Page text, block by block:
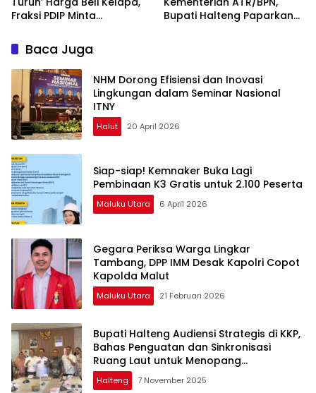
Fraksi PDIP Minta
Sambutan Mentan
Bupati Halteng Paparkan
Baca Juga
NHM Dorong Efisiensi dan Inovasi
Lingkungan dalam Seminar Nasional
ITNY
Halut 20 April 2026
Siap-siap! Kemnaker Buka Lagi
Pembinaan K3 Gratis untuk 2.100 Peserta
Maluku Utara 6 April 2026
Gegara Periksa Warga Lingkar
Tambang, DPP IMM Desak Kapolri Copot
Kapolda Malut
Maluku Utara 21 Februari 2026
Bupati Halteng Audiensi Strategis di KKP,
Bahas Penguatan dan Sinkronisasi
Ruang Laut untuk Menopang
Pertumbuhan Industri Teluk Weda
Halteng 7 November 2025